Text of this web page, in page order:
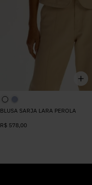
BLUSA SARJA LARA PEROLA
R$ 578,00